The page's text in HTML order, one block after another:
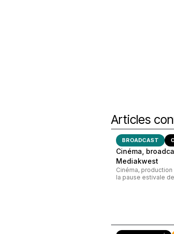
Articles
BROADCAST
Cinéma,
Mediakwest
Cinéma,
la pause estivale